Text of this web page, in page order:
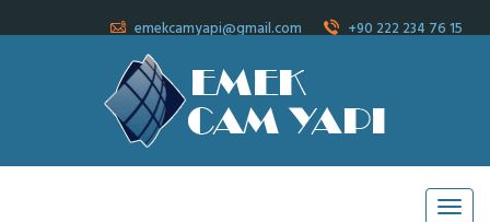
emekcamyapi@gmail.com +90 222 234 76 15